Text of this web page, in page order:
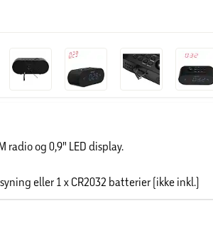
radio og 0,9" LED display.
eller 1 x CR2032 batterier (ikke inkl.)